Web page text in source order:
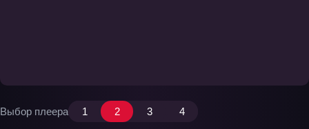
Выбор плеера 1 2 3 4